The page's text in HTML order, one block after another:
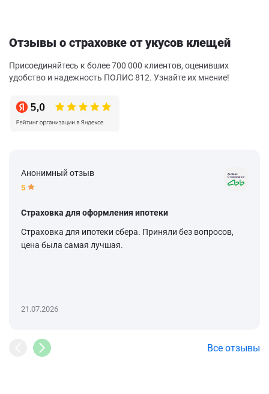
Отзывы о страховке от укусов клещей
Присоединяйтесь к более 700 000 клиентов, оценивших
удобство и надежность ПОЛИС 812. Узнайте их мнение!
Анонимный отзыв
5
Страховка для оформления ипотеки
Страховка для ипотеки сбера. Приняли без вопросов,
цена была самая лучшая.
21.07.2026
Все отзывы